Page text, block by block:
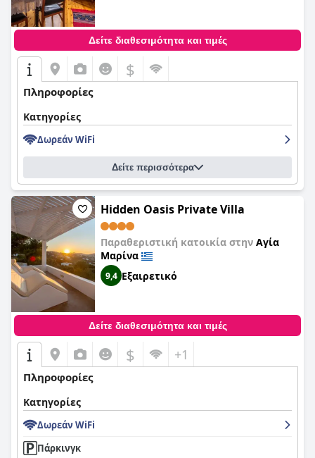
Δείτε διαθεσιμότητα και τιμές
$
Πληροφορίες
Κατηγορίες
Δωρεάν WiFi
Δείτε περισσότερα
Hidden Oasis Private Villa
Παραθεριστική κατοικία στην Αγία
Μαρίνα
9,4 Εξαιρετικό
Δείτε διαθεσιμότητα και τιμές
$ +1
Πληροφορίες
Κατηγορίες
Δωρεάν WiFi
Πάρκινγκ